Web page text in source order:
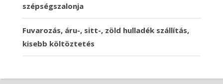
szépségszalonja
Fuvarozás, áru-, sitt-, zöld hulladék szállítás,
kisebb költöztetés